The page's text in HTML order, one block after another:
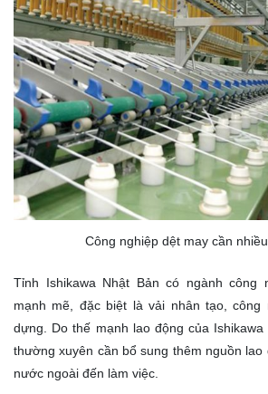
Công nghiệp dệt may cần
Tỉnh Ishikawa Nhật Bản có ngành công
mạnh mẽ, đặc biệt là vải nhân tạo, công
dựng. Do thế mạnh lao động của
thường xuyên cần bổ sung thêm nguồn lao
nước ngoài đến làm việc.